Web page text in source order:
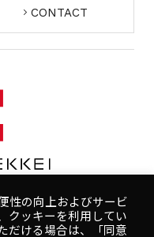
CONTACT
性の向上およびサービ
クッキーを利用してい
だける場合は、「同意